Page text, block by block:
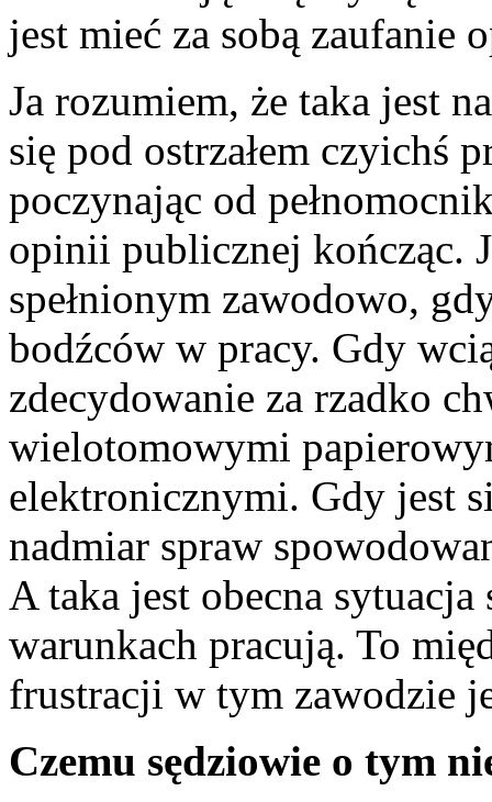
jest mieć za sobą zaufanie
Ja rozumiem, że taka jest
się pod ostrzałem czyichś
poczynając od
opinii publicznej kończąc.
spełnionym zawodowo,
bodźców w pracy. Gdy
zdecydowanie za rzadko
wielotomowymi
elektronicznymi. Gdy jest
nadmiar spraw
A taka jest obecna
warunkach pracują. To
frustracji w tym zawodzie
Czemu sędziowie o tym